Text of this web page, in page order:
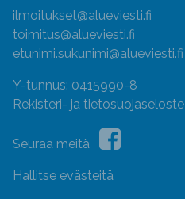
ilmoitukset@alueviesti.fi
toimitus@alueviesti.fi
etunimi.sukunimi@alueviesti.fi
Y-tunnus: 0415990-8
Rekisteri- ja tietosuojaseloste
Seuraa meitä
Hallitse evästeitä